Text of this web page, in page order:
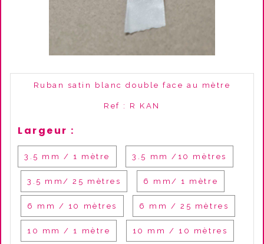
Ruban satin blanc double face au mètre
Ref : R KAN
Largeur :
3.5 mm / 1 mètre 3.5 mm /10 mètres
3.5 mm/ 25 mètres 6 mm/ 1 mètre
6 mm / 10 mètres 6 mm / 25 mètres
10 mm / 1 mètre 10 mm / 10 mètres